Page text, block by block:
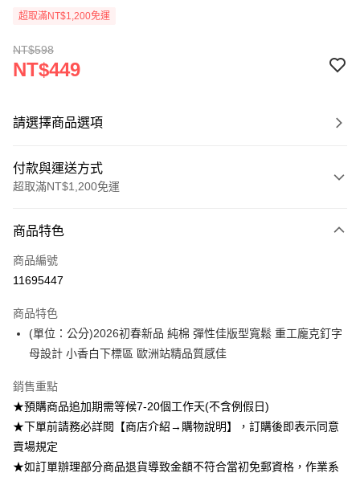
超取滿NT$1,200免運
NT$598
NT$449
請選擇商品選項
付款與運送方式
超取滿NT$1,200免運
信用卡一次付款
超商取貨付款
ATM付款
全家付款取貨
每筆NT$85，滿NT$1,200(含以上)免運費
付款後全家取貨
每筆NT$85，滿NT$1,200(含以上)免運費
商品特色
商品編號
11695447
商品特色
(單位：公分)2026初春新品 純棉 彈性佳版型寬鬆 重工龐克釘字
母設計 小香白下標區 歐洲站精品質感佳
銷售重點
★預購商品追加期需等候7-20個工作天(不含例假日)
★下單前請務必詳閱【商店介紹→購物說明】，訂購後即表示同意
賣場規定
★如訂單辦理部分商品退貨導致金額不符合當初免郵資格，作業系